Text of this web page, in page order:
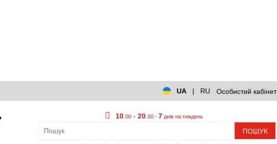
UA
| RU Особистий кабінет
10 .00 -20 .00 -7 днів на тиждень
ПОШУК